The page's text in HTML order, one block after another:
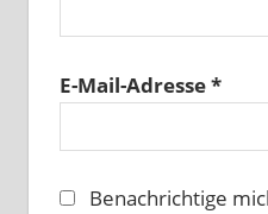
E-Mail-Adresse*
Benachrichtige